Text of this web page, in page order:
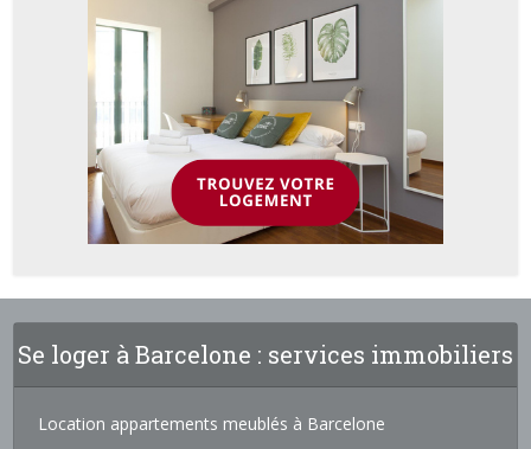
Se loger à Barcelone : services immobiliers
Location appartements meublés à Barcelone